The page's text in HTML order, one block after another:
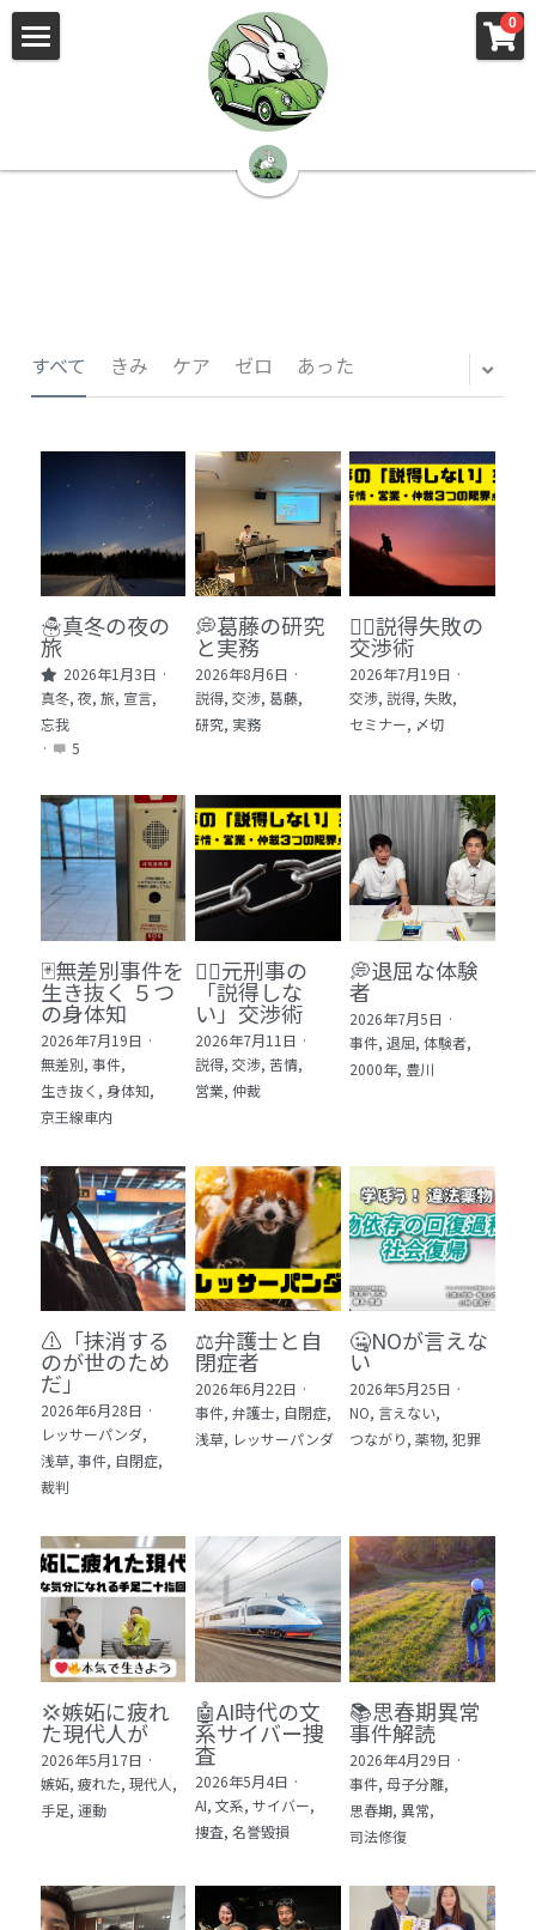
0
🌳株式会社 kibi🦉（トップ）
📰kibi log（ブログ）
🏢会社概要・プライバシーポリシー・プロフィ
📸Who am I?（プロフィール）
🏙️社員が防ぐ不正と犯罪
🙌自傷・他害・パニックは防げますか？
🏫社会福祉法人ぐらんま
🛒Learn More!（商品）
❓FAQ
📮ASK（無料読者登録 or 無料お問い合わせ）
📚 100冊の「本は飲み物」index
1 クレーム・犯罪・説得交渉 23冊
2 発達障害・精神疾患・ケア 29冊
3 身体知・非言語・情動 13冊
4 創作・芸術・神秘 30冊
5 教育・マネジメント・学修 20冊
6 セールス・マーケティング・ビジネスモデ
ル 21冊
7 ライフスタイル・防災・科学技術 12冊
8 アジア・歴史・未来予測 11冊
🎬Dramas(おすすめの小説・漫画・ドラマ・
映画)
ログイン/ 登録
検索
日本語
日本語
すべて きみ ケア ゼロ あった
☃️真冬の夜の
旅
2026年1月3日 ·
真冬, 夜, 旅, 宣言,
忘我
·
5
💭葛藤の研究
と実務
2026年8月6日 ·
説得, 交渉, 葛藤,
研究, 実務
🕵️‍♂️説得失敗の
交渉術
2026年7月19日 ·
交渉, 説得, 失敗,
セミナー, 〆切
🃏無差別事件を
生き抜く ５つ
の身体知
2026年7月19日 ·
無差別, 事件,
生き抜く, 身体知,
京王線車内
🙅‍♂️元刑事の
「説得しな
い」交渉術
2026年7月11日 ·
説得, 交渉, 苦情,
営業, 仲裁
💭退屈な体験
者
2026年7月5日 ·
事件, 退屈, 体験者,
2000年, 豊川
⚠️「抹消する
のが世のため
だ」​
2026年6月28日 ·
レッサーパンダ,
浅草, 事件, 自閉症,
裁判
⚖️弁護士と自
閉症者
2026年6月22日 ·
事件, 弁護士, 自閉症,
浅草, レッサーパンダ
🤐NOが言えな
い
2026年5月25日 ·
NO, 言えない,
つながり, 薬物, 犯罪
💢嫉妬に疲れ
た現代人が
2026年5月17日 ·
嫉妬, 疲れた, 現代人,
手足, 運動
🤖AI時代の文
系サイバー捜
査
2026年5月4日 ·
AI, 文系, サイバー,
捜査, 名誉毀損
📚思春期異常
事件解読
2026年4月29日 ·
事件, 母子分離,
思春期, 異常,
司法修復
×
ストアカテゴリー
すべてのカテゴリー
×
ブログカテゴリー